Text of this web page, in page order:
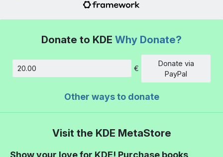
Donate to KDE Why Donate?
Amount
€
Donate via
PayPal
Other ways to donate
Visit the KDE MetaStore
Show your love for KDE! Purchase books,